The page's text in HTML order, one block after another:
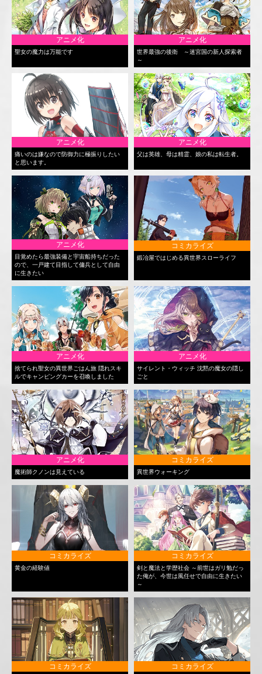
アニメ化
聖女の魔力は万能です
アニメ化
世界最強の後衛 ～迷宮国の新人探索者
～
アニメ化
痛いのは嫌なので防御力に極振りしたい
と思います。
アニメ化
父は英雄、母は精霊、娘の私は転生者。
アニメ化
目覚めたら最強装備と宇宙船持ちだった
ので、一戸建て目指して傭兵として自由
に生きたい
コミカライズ
鍛冶屋ではじめる異世界スローライフ
アニメ化
捨てられ聖女の異世界ごはん旅 隠れスキ
ルでキャンピングカーを召喚しました
アニメ化
サイレント・ウィッチ 沈黙の魔女の隠し
ごと
アニメ化
魔術師クノンは見えている
コミカライズ
異世界ウォーキング
コミカライズ
黄金の経験値
コミカライズ
剣と魔法と学歴社会 ～前世はガリ勉だっ
た俺が、今世は風任せで自由に生きたい
～
コミカライズ コミカライズ